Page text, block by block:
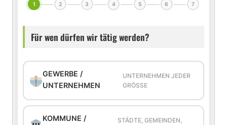
1 2 3 4 5 6 7
Für wen dürfen wir tätig werden?
GEWERBE /
UNTERNEHMEN
UNTERNEHMEN JEDER
GRÖSSE
KOMMUNE /
STÄDTE, GEMEINDEN,